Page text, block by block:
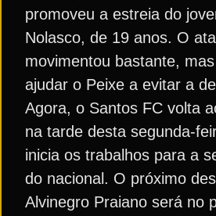
promoveu a estreia do
Nolasco, de 19 anos. O
movimentou bastante,
ajudar o Peixe a evitar a
Agora, o Santos FC volta
na tarde desta segunda-
inicia os trabalhos para a
do nacional. O próximo
Alvinegro Praiano será no